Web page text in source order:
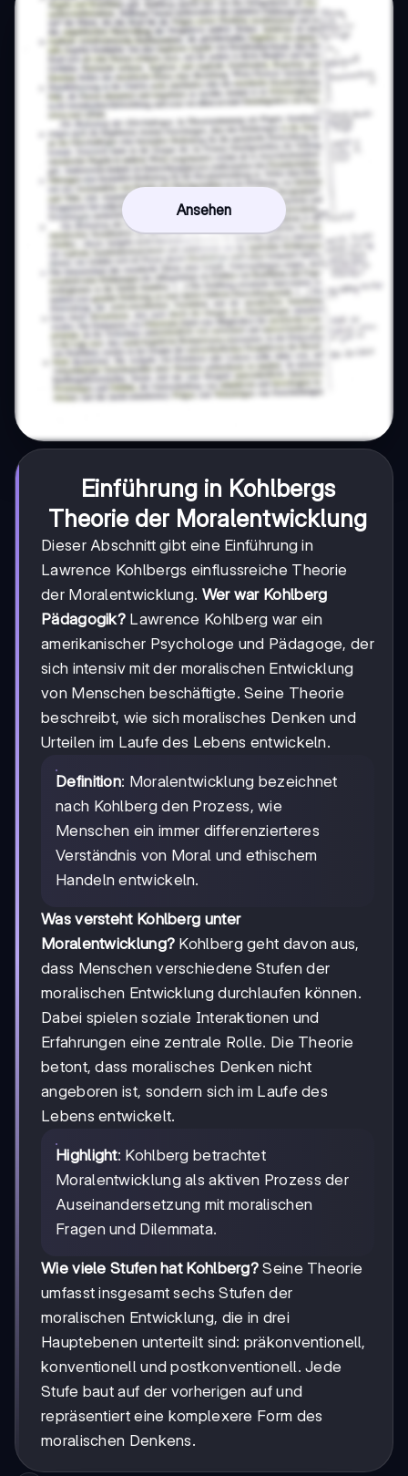
Ansehen
Einführung in Kohlbergs
Theorie der Moralentwicklung
Dieser Abschnitt gibt eine Einführung in
Lawrence Kohlbergs einflussreiche Theorie
der Moralentwicklung. Wer war Kohlberg
Pädagogik? Lawrence Kohlberg war ein
amerikanischer Psychologe und Pädagoge, der
sich intensiv mit der moralischen Entwicklung
von Menschen beschäftigte. Seine Theorie
beschreibt, wie sich moralisches Denken und
Urteilen im Laufe des Lebens entwickeln.
Definition: Moralentwicklung bezeichnet
nach Kohlberg den Prozess, wie
Menschen ein immer differenzierteres
Verständnis von Moral und ethischem
Handeln entwickeln.
Was versteht Kohlberg unter
Moralentwicklung? Kohlberg geht davon aus,
dass Menschen verschiedene Stufen der
moralischen Entwicklung durchlaufen können.
Dabei spielen soziale Interaktionen und
Erfahrungen eine zentrale Rolle. Die Theorie
betont, dass moralisches Denken nicht
angeboren ist, sondern sich im Laufe des
Lebens entwickelt.
Highlight: Kohlberg betrachtet
Moralentwicklung als aktiven Prozess der
Auseinandersetzung mit moralischen
Fragen und Dilemmata.
Wie viele Stufen hat Kohlberg? Seine Theorie
umfasst insgesamt sechs Stufen der
moralischen Entwicklung, die in drei
Hauptebenen unterteilt sind: präkonventionell,
konventionell und postkonventionell. Jede
Stufe baut auf der vorherigen auf und
repräsentiert eine komplexere Form des
moralischen Denkens.